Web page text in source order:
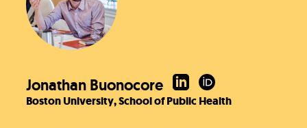
Jonathan Buonocore
Boston University, School of Public Health